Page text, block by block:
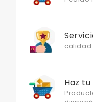
calidad
Haz